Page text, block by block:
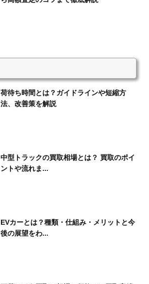
荷待ち時間とは？ガイドラインや短縮方
法、改善策を解説
中型トラックの買取相場とは？ 買取のポイ
ントや流れま...
EVカーとは？種類・仕組み・メリットと今
後の展望をわ...